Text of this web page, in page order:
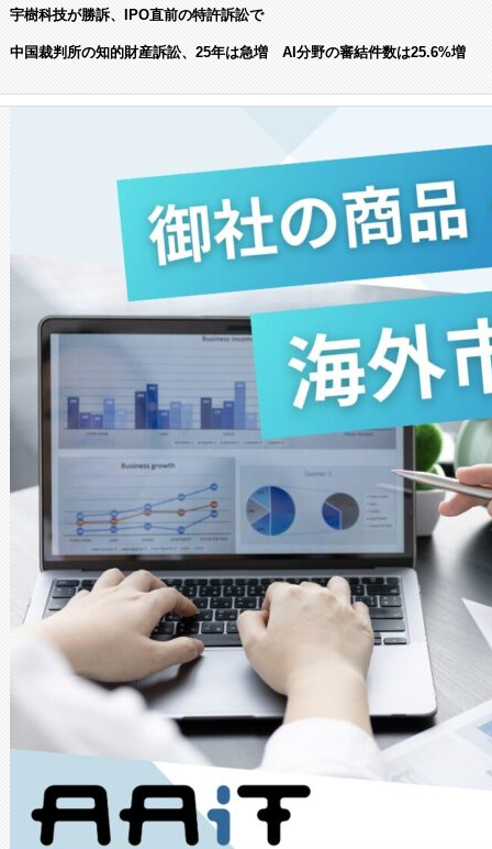
宇樹科技が勝訴、IPO直前の特許訴訟で
中国裁判所の知的財産訴訟、25年は急増 AI分野の審結件数は25.6%増